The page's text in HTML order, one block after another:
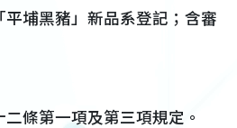
埔黑豬」新品系登記；含審
第一項及第三項規定。